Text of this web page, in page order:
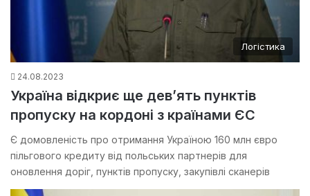
Логістика
24.08.2023
Україна відкриє ще дев’ять пунктів
пропуску на кордоні з країнами ЄС
Є домовленість про отримання Україною 160 млн євро
пільгового кредиту від польських партнерів для
оновлення доріг, пунктів пропуску, закупівлі сканерів